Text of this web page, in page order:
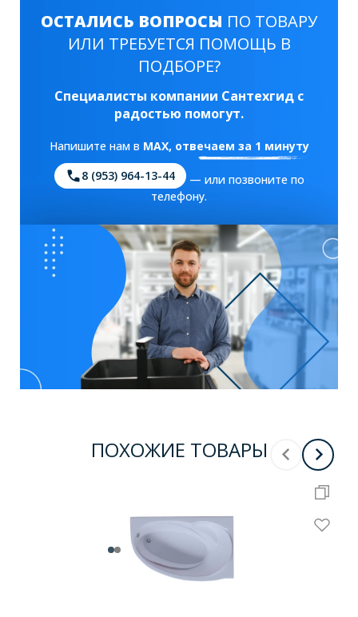
ОСТАЛИСЬ ВОПРОСЫ ПО ТОВАРУ
ИЛИ ТРЕБУЕТСЯ ПОМОЩЬ В
ПОДБОРЕ?
Специалисты компании Сантехгид с
радостью помогут.
Напишите нам в MAX, отвечаем за 1 минуту
8 (953) 964-13-44
— или позвоните по
телефону.
ПОХОЖИЕ ТОВАРЫ